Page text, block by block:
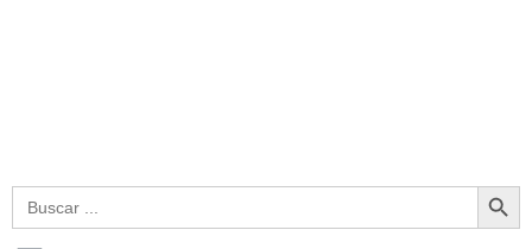
Buscar: Botón de